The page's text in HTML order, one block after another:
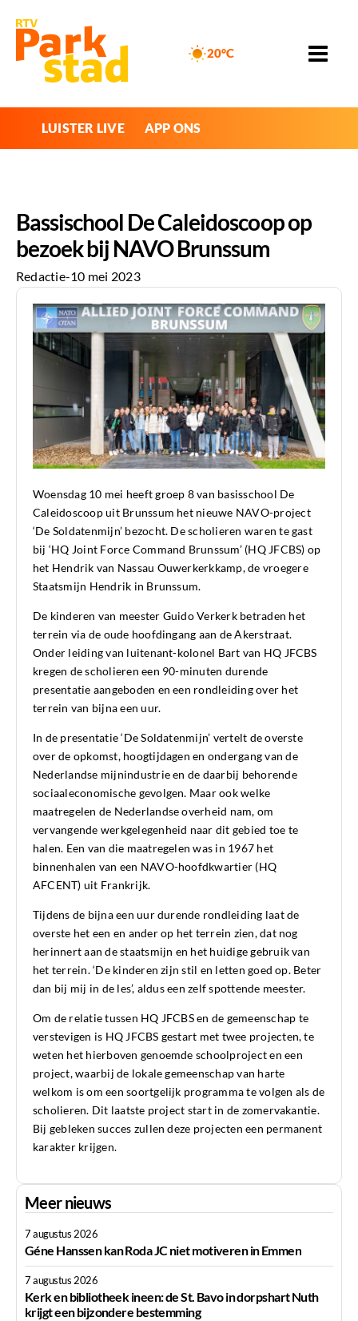
20°C
LUISTER LIVE APP ONS
Bassischool De Caleidoscoop op
bezoek bij NAVO Brunssum
Redactie-10 mei 2023
Woensdag 10 mei heeft groep 8 van basisschool De
Caleidoscoop uit Brunssum het nieuwe NAVO-project
‘De Soldatenmijn’ bezocht. De scholieren waren te gast
bij ‘HQ Joint Force Command Brunssum’ (HQ JFCBS) op
het Hendrik van Nassau Ouwerkerkkamp, de vroegere
Staatsmijn Hendrik in Brunssum.
De kinderen van meester Guido Verkerk betraden het
terrein via de oude hoofdingang aan de Akerstraat.
Onder leiding van luitenant-kolonel Bart van HQ JFCBS
kregen de scholieren een 90-minuten durende
presentatie aangeboden en een rondleiding over het
terrein van bijna een uur.
In de presentatie ‘De Soldatenmijn’ vertelt de overste
over de opkomst, hoogtijdagen en ondergang van de
Nederlandse mijnindustrie en de daarbij behorende
sociaaleconomische gevolgen. Maar ook welke
maatregelen de Nederlandse overheid nam, om
vervangende werkgelegenheid naar dit gebied toe te
halen. Een van die maatregelen was in 1967 het
binnenhalen van een NAVO-hoofdkwartier (HQ
AFCENT) uit Frankrijk.
Tijdens de bijna een uur durende rondleiding laat de
overste het een en ander op het terrein zien, dat nog
herinnert aan de staatsmijn en het huidige gebruik van
het terrein. ‘De kinderen zijn stil en letten goed op. Beter
dan bij mij in de les’, aldus een zelf spottende meester.
Om de relatie tussen HQ JFCBS en de gemeenschap te
verstevigen is HQ JFCBS gestart met twee projecten, te
weten het hierboven genoemde schoolproject en een
project, waarbij de lokale gemeenschap van harte
welkom is om een soortgelijk programma te volgen als de
scholieren. Dit laatste project start in de zomervakantie.
Bij gebleken succes zullen deze projecten een permanent
karakter krijgen.
Meer nieuws
7 augustus 2026
Géne Hanssen kan Roda JC niet motiveren in Emmen
7 augustus 2026
Kerk en bibliotheek ineen: de St. Bavo in dorpshart Nuth
krijgt een bijzondere bestemming